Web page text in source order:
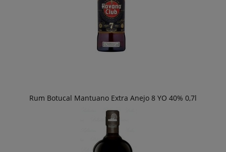
Rum Botucal Mantuano Extra Anejo 8 YO 40% 0,7l